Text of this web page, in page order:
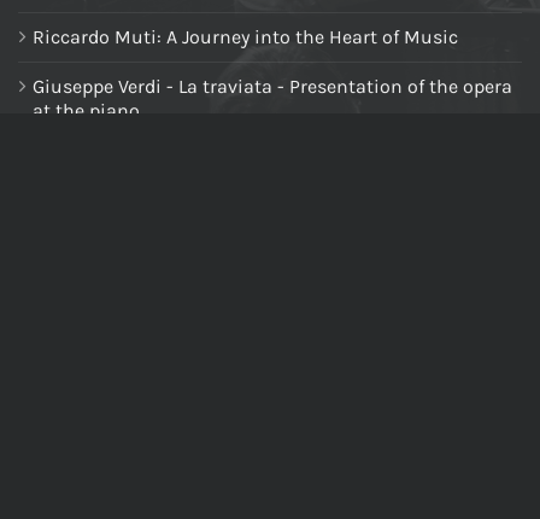
Riccardo Muti: A Journey into the Heart of Music
Giuseppe Verdi - La traviata - Presentation of the opera
at the piano